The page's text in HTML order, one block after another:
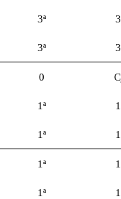
3ª
3ª
0
1ª
1ª
1ª
1ª